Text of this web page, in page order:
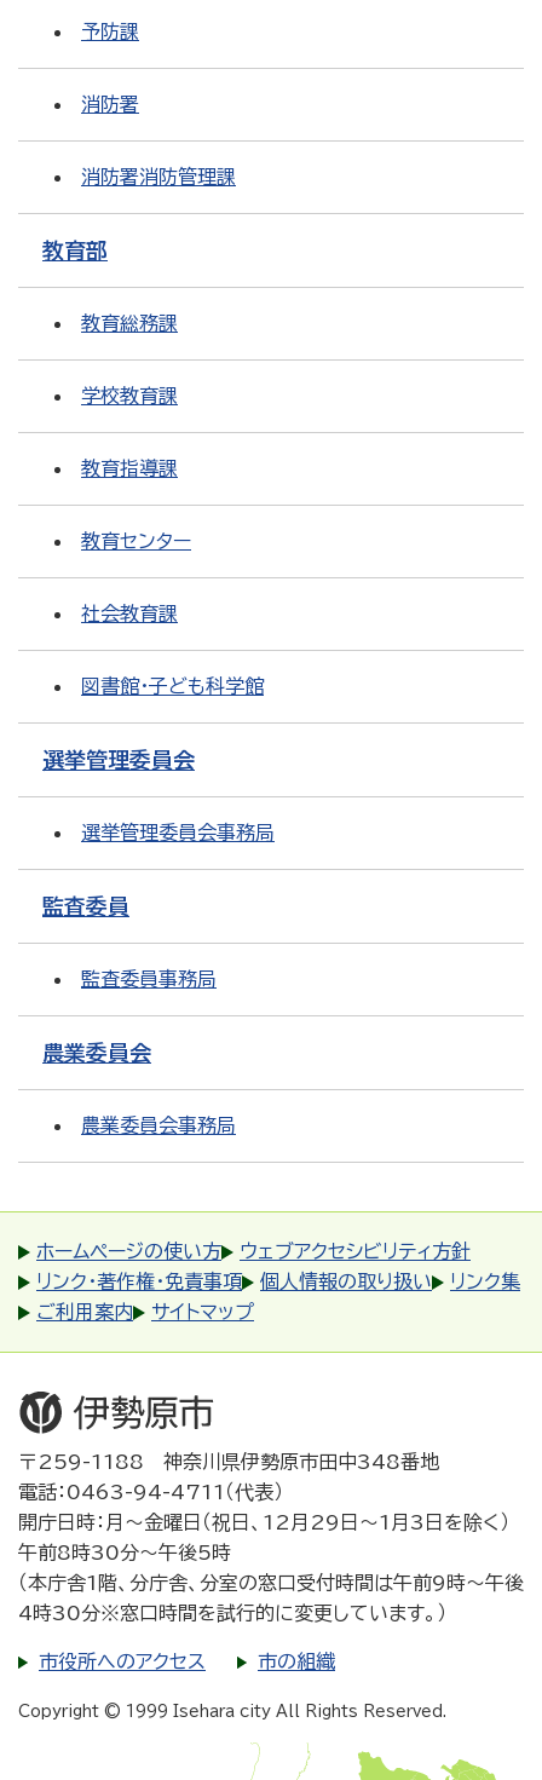
予防課
消防署
消防署消防管理課
教育部
教育総務課
学校教育課
教育指導課
教育センター
社会教育課
図書館・子ども科学館
選挙管理委員会
選挙管理委員会事務局
監査委員
監査委員事務局
農業委員会
農業委員会事務局
ホームページの使い方
ウェブアクセシビリティ方針
リンク・著作権・免責事項
個人情報の取り扱い
リンク集
ご利用案内
サイトマップ
〒259-1188 神奈川県伊勢原市田中348番地
電話：0463-94-4711（代表）
開庁日時：月～金曜日（祝日、12月29日～1月3日を除く）
午前8時30分～午後5時
（本庁舎1階、分庁舎、分室の窓口受付時間は午前9時～午後
4時30分※窓口時間を試行的に変更しています。）
市役所へのアクセス 市の組織
Copyright © 1999 Isehara city All Rights Reserved.